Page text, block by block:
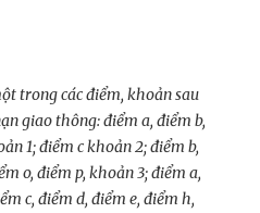
trong các điểm, khoản sau
giao thông: điểm a, điểm b,
1; điểm c khoản 2; điểm b,
o, điểm p, khoản 3; điểm a,
c, điểm d, điểm e, điểm h,